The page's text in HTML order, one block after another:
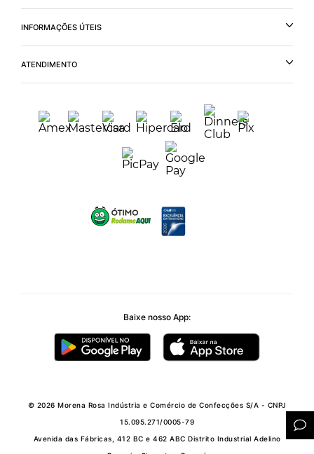
INFORMAÇÕES ÚTEIS
ATENDIMENTO
Baixe nosso App:
© 2026 Morena Rosa Indústria e Comércio de Confecções S/A - CNPJ
15.095.271/0005-79
Avenida das Fábricas, 412 BC e 462 ABC Distrito Industrial Adelino